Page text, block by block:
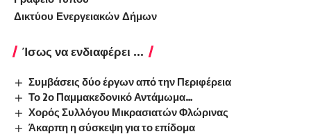
Δικτύου Ενεργειακών Δήμων
Ίσως να ενδιαφέρει ...
Συμβάσεις δύο έργων από την Περιφέρεια
Το 2ο Παμμακεδονικό Αντάμωμα…
Χορός Συλλόγου Μικρασιατών Φλώρινας
Άκαρπη η σύσκεψη για το επίδομα